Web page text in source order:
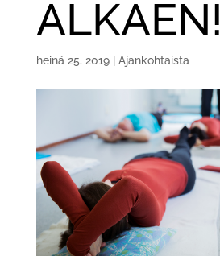
ALKAEN!
heinä 25, 2019| Ajankohtaista